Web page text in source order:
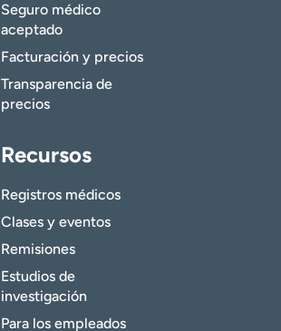
Seguro médico
aceptado
Facturación y precios
Transparencia de
precios
Recursos
Registros médicos
Clases y eventos
Remisiones
Estudios de
investigación
Para los empleados